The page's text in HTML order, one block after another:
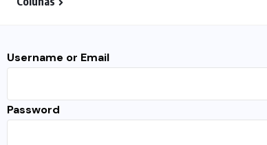
Username or Email
Password